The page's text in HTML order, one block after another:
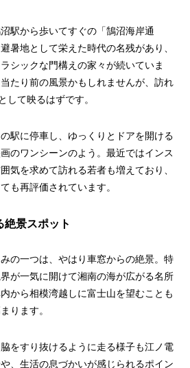
駅から歩いてすぐの「鵠沼海岸通
暑地として栄えた時代の名残があり、
シックな門構えの家々が続いていま
たり前の風景かもしれませんが、訪れ
して映るはずです。
駅に停車し、ゆっくりとドアを開ける
のワンシーンのよう。最近ではインス
気を求めて訪れる若者も増えており、
も再評価されています。
絶景スポット
の一つは、やはり車窓からの絶景。特
が一気に開けて湘南の海が広がる名所
から相模湾越しに富士山を望むことも
ります。
をすり抜けるように走る様子も江ノ電
、生活の息づかいが感じられるポイン